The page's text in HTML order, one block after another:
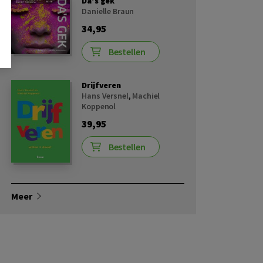
Danielle Braun
34,95
Bestellen
Drijfveren
Hans Versnel, Machiel
Koppenol
39,95
Bestellen
Meer